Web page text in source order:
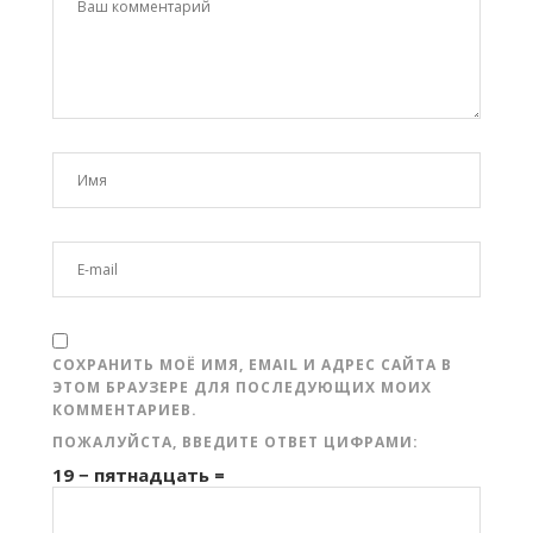
СОХРАНИТЬ МОЁ ИМЯ, EMAIL И АДРЕС САЙТА В
ЭТОМ БРАУЗЕРЕ ДЛЯ ПОСЛЕДУЮЩИХ МОИХ
КОММЕНТАРИЕВ.
ПОЖАЛУЙСТА, ВВЕДИТЕ ОТВЕТ ЦИФРАМИ:
19 − пятнадцать =